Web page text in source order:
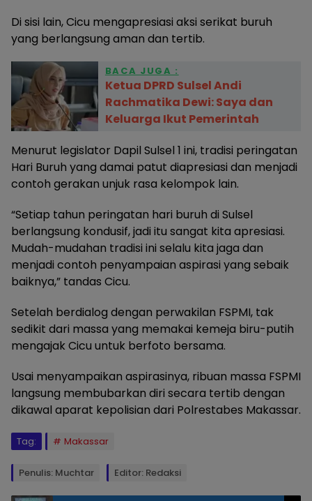
Di sisi lain, Cicu mengapresiasi aksi serikat buruh
yang berlangsung aman dan tertib.
BACA JUGA :
Ketua DPRD Sulsel Andi
Rachmatika Dewi: Saya dan
Keluarga Ikut Pemerintah
Menurut legislator Dapil Sulsel 1 ini, tradisi peringatan
Hari Buruh yang damai patut diapresiasi dan menjadi
contoh gerakan unjuk rasa kelompok lain.
“Setiap tahun peringatan hari buruh di Sulsel
berlangsung kondusif, jadi itu sangat kita apresiasi.
Mudah-mudahan tradisi ini selalu kita jaga dan
menjadi contoh penyampaian aspirasi yang sebaik
baiknya,” tandas Cicu.
Setelah berdialog dengan perwakilan FSPMI, tak
sedikit dari massa yang memakai kemeja biru-putih
mengajak Cicu untuk berfoto bersama.
Usai menyampaikan aspirasinya, ribuan massa FSPMI
langsung membubarkan diri secara tertib dengan
dikawal aparat kepolisian dari Polrestabes Makassar.
Tag: Makassar
Penulis: Muchtar Editor: Redaksi